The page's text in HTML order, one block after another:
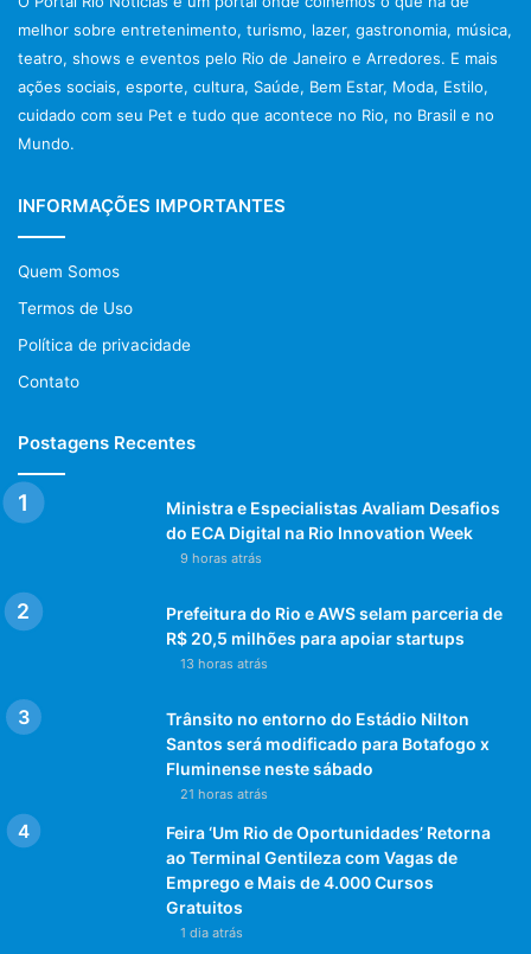
Rio Rio de Janeiro RJ
Ultimas Noticias do Rio
melhor sobre entretenimento, turismo, lazer, gastronomia, música,
teatro, shows e eventos pelo Rio de Janeiro e Arredores. E mais
ações sociais, esporte, cultura, Saúde, Bem Estar, Moda, Estilo,
cuidado com seu Pet e tudo que acontece no Rio, no Brasil e no
Mundo.
INFORMAÇÕES IMPORTANTES
Quem Somos
Termos de Uso
Política de privacidade
Contato
Postagens Recentes
Ministra e Especialistas Avaliam Desafios
do ECA Digital na Rio Innovation Week
9 horas atrás
Prefeitura do Rio e AWS selam parceria de
R$ 20,5 milhões para apoiar startups
13 horas atrás
Trânsito no entorno do Estádio Nilton
Santos será modificado para Botafogo x
Fluminense neste sábado
21 horas atrás
Feira ‘Um Rio de Oportunidades’ Retorna
ao Terminal Gentileza com Vagas de
Emprego e Mais de 4.000 Cursos
Gratuitos
1 dia atrás